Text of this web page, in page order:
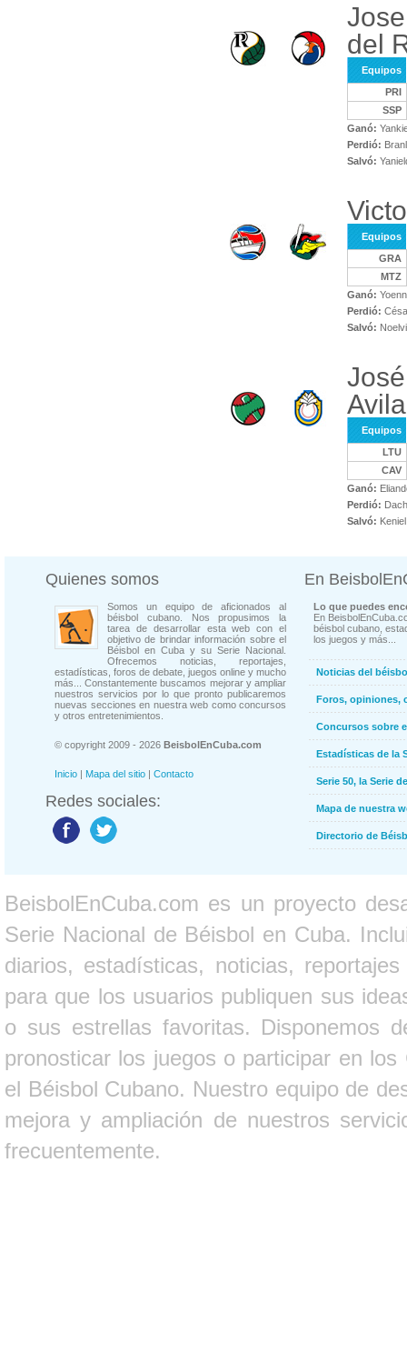
del
Equipos
PRI
SSP
Ganó:
Perdió:
Salvó:
Equipos
GRA
MTZ
Ganó:
Perdió:
Salvó:
Equipos
LTU
CAV
Ganó:
Perdió:
Salvó:
Quienes somos
Somos un equipo de aficionados al
béisbol cubano. Nos propusimos la
tarea de desarrollar esta web con el
objetivo de brindar información sobre el
Béisbol en Cuba y su Serie Nacional.
Ofrecemos noticias, reportajes,
estadísticas, foros de debate, juegos online y mucho
más... Constantemente buscamos mejorar y ampliar
nuestros servicios por lo que pronto publicaremos
nuevas secciones en nuestra web como concursos
y otros entretenimientos.
© copyright 2009 - 2026 BeisbolEnCuba.com
Inicio | Mapa del sitio | Contacto
Redes sociales:
En
Lo que puedes
En
béisbol cubano,
los juegos y más...
Noticias del
Foros, opiniones,
Concursos sobre
Estadísticas de la
Serie 50, la Serie
Mapa de nuestra
Directorio de
BeisbolEnCuba.com es un proyecto
Serie Nacional de Béisbol en Cuba.
diarios, estadísticas, noticias,
para que los usuarios publiquen sus
o sus estrellas favoritas. Disponemos
pronosticar los juegos o participar en
el Béisbol Cubano. Nuestro equipo de
mejora y ampliación de nuestros
frecuentemente.